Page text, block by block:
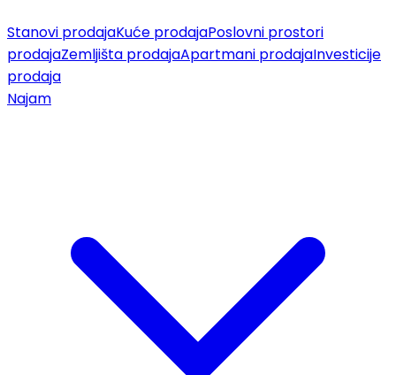
Stanovi prodajaKuće prodajaPoslovni prostori
prodajaZemljišta prodajaApartmani prodajaInvesticije
prodaja
Najam